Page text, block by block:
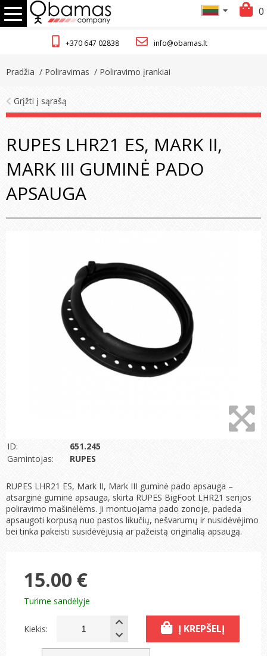
+370 647 02838 info@obamas.lt
0
Pradžia / Poliravimas / Poliravimo įrankiai
Grįžti į sąrašą
RUPES LHR21 ES, MARK II,
MARK III GUMINĖ PADO
APSAUGA
ID:
651.245
Gamintojas:
RUPES
RUPES LHR21 ES, Mark II, Mark III guminė pado apsauga –
atsarginė guminė apsauga, skirta RUPES BigFoot LHR21 serijos
poliravimo mašinėlėms. Ji montuojama pado zonoje, padeda
apsaugoti korpusą nuo pastos likučių, nešvarumų ir nusidėvėjimo
bei tinka pakeisti susidėvėjusią ar pažeistą originalią apsaugą.
15.00 €
Turime sandėlyje
Kiekis: Į KREPŠELĮ